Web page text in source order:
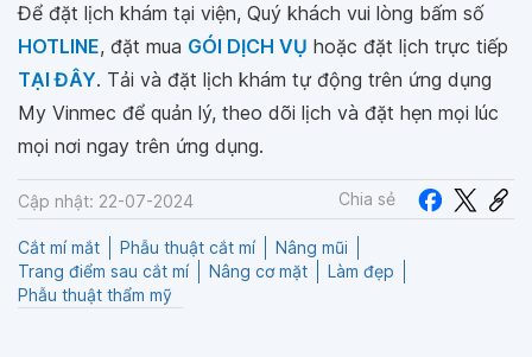
Để đặt lịch khám tại viện, Quý khách vui lòng bấm số
HOTLINE, đặt mua GÓI DỊCH VỤ hoặc đặt lịch trực tiếp
TẠI ĐÂY. Tải và đặt lịch khám tự động trên ứng dụng
My Vinmec để quản lý, theo dõi lịch và đặt hẹn mọi lúc
mọi nơi ngay trên ứng dụng.
Cập nhật: 22-07-2024 Chia sẻ
Cắt mí mắt Phẫu thuật cắt mí
Nâng mũi
Trang điểm sau cắt mí
Nâng cơ mặt
Làm đẹp
Phẫu thuật thẩm mỹ